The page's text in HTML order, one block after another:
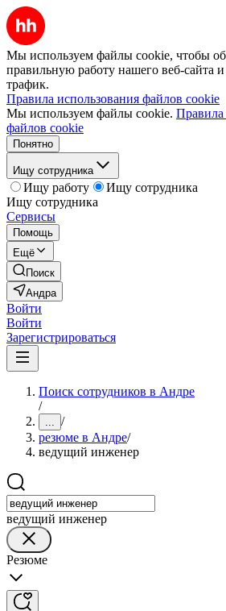
Мы используем файлы cookie, чтобы
правильную работу нашего веб-сайта и
трафик.
Правила использования файлов cookie
Мы используем файлы cookie. Правила
файлов cookie
Понятно
Ищу сотрудника
Ищу работу
Ищу сотрудника
Ищу сотрудника
Сервисы
Помощь
Ещё
Поиск
Андра
Войти
Войти
Зарегистрироваться
Поиск сотрудников в Андре
/
... /
резюме в Андре/
ведущий инженер
ведущий инженер
Резюме